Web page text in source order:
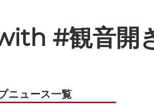
#観音開
ニュース一覧